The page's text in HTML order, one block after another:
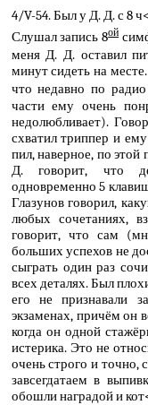
4/V-54. Был у Д. Д. с 8
Слушал запись 8ой
меня Д. Д. оставил
минут сидеть на
что недавно по
части ему очень
недолюбливает).
схватил триппер и
пил, наверное, по
Д. говорит, что
одновременно 5
Глазунов говорил,
любых сочетаниях,
говорит, что сам
больших успехов не
сыграть один раз
всех деталях. Был
его не признавали
экзаменах, причём он
когда он одной
истерика. Это не
очень строго и
завсегдатаем в
обошли наградой и